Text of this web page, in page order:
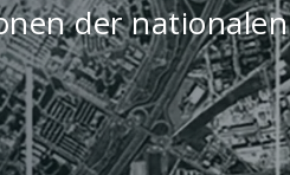
der nationalen